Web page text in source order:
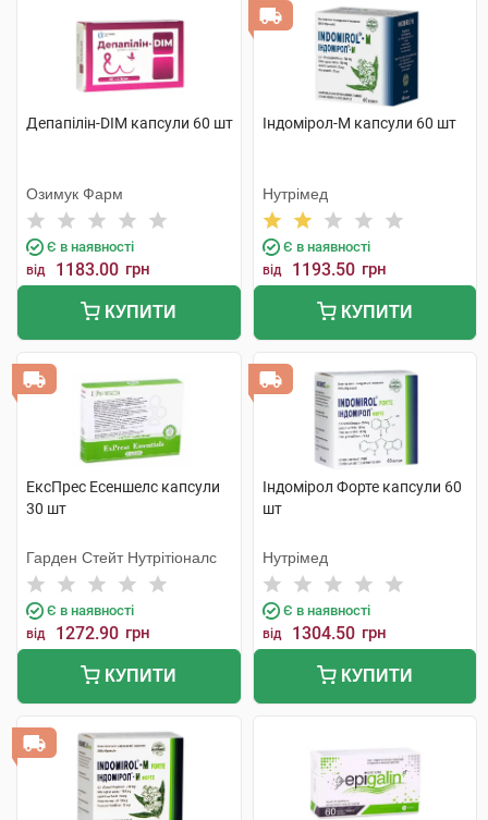
Депапілін-DIM капсули 60 шт
Озимук Фарм
Є в наявності
від 1183.00 грн
КУПИТИ
Індомірол-М капсули 60 шт
Нутрімед
Є в наявності
від 1193.50 грн
КУПИТИ
ЕксПрес Есеншелс капсули
30 шт
Гарден Стейт Нутрітіоналс
Є в наявності
від 1272.90 грн
КУПИТИ
Індомірол Форте капсули 60
шт
Нутрімед
Є в наявності
від 1304.50 грн
КУПИТИ